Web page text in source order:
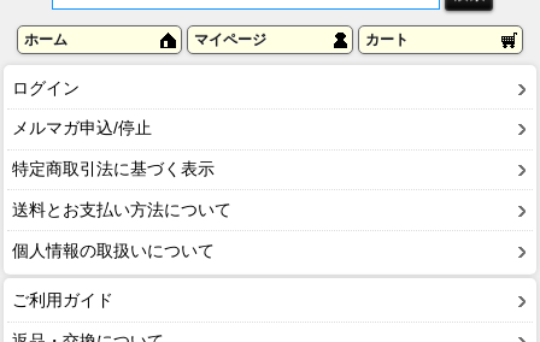
ホーム マイページ カート
ログイン
メルマガ申込/停止
特定商取引法に基づく表示
送料とお支払い方法について
個人情報の取扱いについて
ご利用ガイド